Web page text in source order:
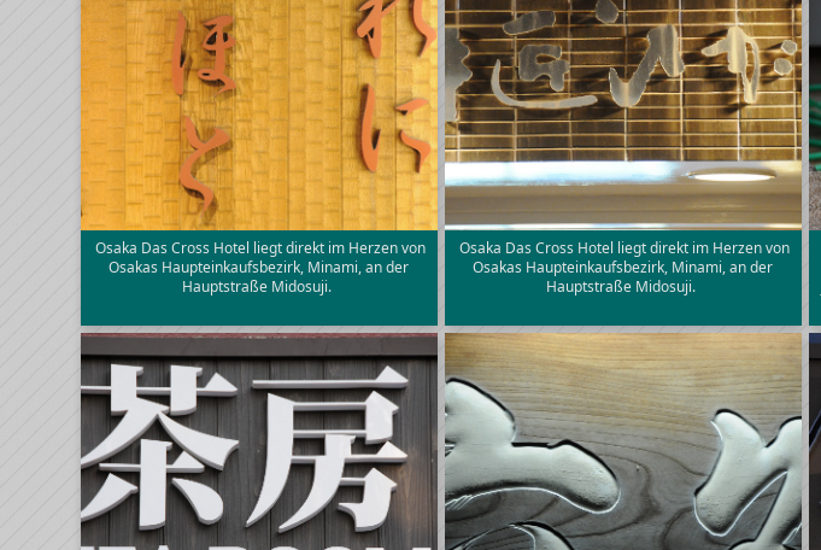
Osaka Das Cross Hotel liegt direkt im Herzen von
Osakas Haupteinkaufsbezirk, Minami, an der
Hauptstraße Midosuji.
Osaka Das Cross Hotel liegt direkt im Herzen von
Osakas Haupteinkaufsbezirk, Minami, an der
Hauptstraße Midosuji.